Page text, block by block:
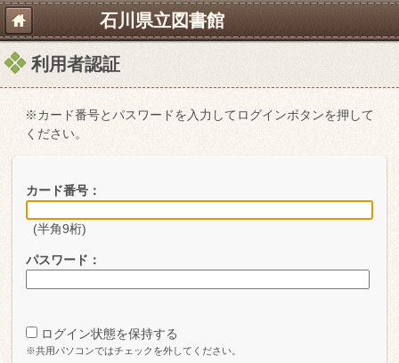
石川県立図書館
利用者認証
※カード番号とパスワードを入力してログインボタンを押して
ください。
カード番号：
(半角9桁)
パスワード：
ログイン状態を保持する
※共用パソコンではチェックを外してください。